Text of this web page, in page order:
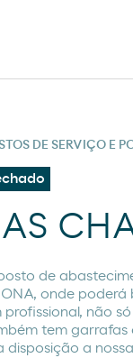
DE SERVIÇO E
de
onde poderá
profissional, não
tem garrafas
disposição a